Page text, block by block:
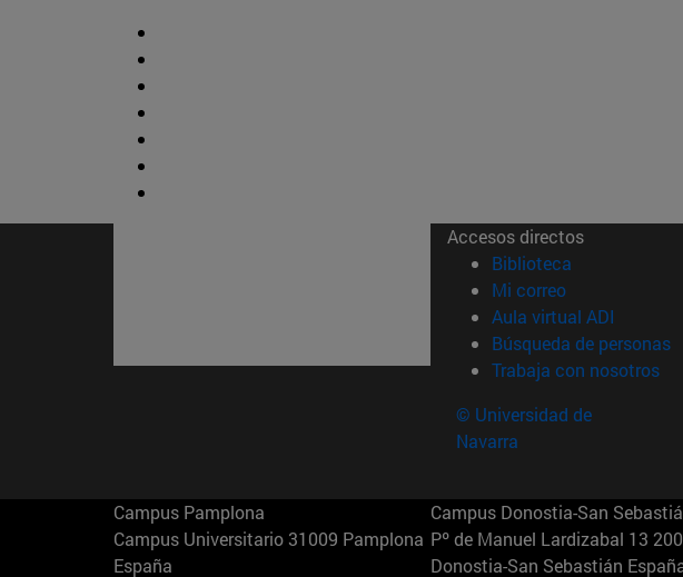
Accesos directos
Biblioteca (abre en
Mi correo(abre en
Aula virtual ADI (abre
Búsqueda de personas
Trabaja con nosotros
© Universidad de
Navarra
Campus Pamplona
Campus Universitario 31009 Pamplona
España
Campus Donostia-San
Pº de Manuel Lardizabal 13
Donostia-San Sebastián